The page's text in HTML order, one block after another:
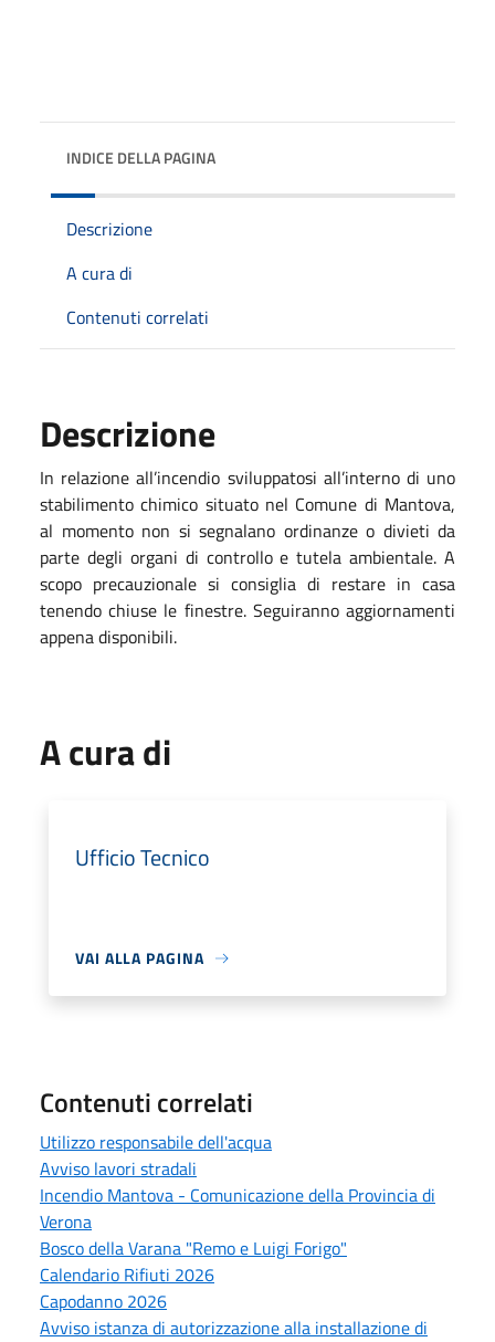
INDICE DELLA PAGINA
Descrizione
A cura di
Contenuti correlati
Descrizione
In relazione all’incendio sviluppatosi all’interno di uno
stabilimento chimico situato nel Comune di Mantova,
al momento non si segnalano ordinanze o divieti da
parte degli organi di controllo e tutela ambientale. A
scopo precauzionale si consiglia di restare in casa
tenendo chiuse le finestre. Seguiranno aggiornamenti
appena disponibili.
A cura di
Ufficio Tecnico
VAI ALLA PAGINA
Contenuti correlati
Utilizzo responsabile dell'acqua
Avviso lavori stradali
Incendio Mantova - Comunicazione della Provincia di
Verona
Bosco della Varana "Remo e Luigi Forigo"
Calendario Rifiuti 2026
Capodanno 2026
Avviso istanza di autorizzazione alla installazione di